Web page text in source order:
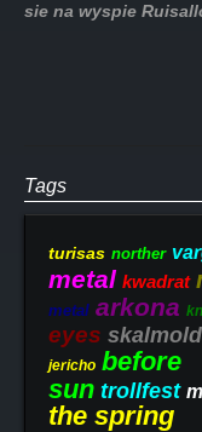
sie na wyspie
Tags
turisas norther
metal kwadrat
metal arkona
eyes skalmold
jericho
sun trollfest
the spring